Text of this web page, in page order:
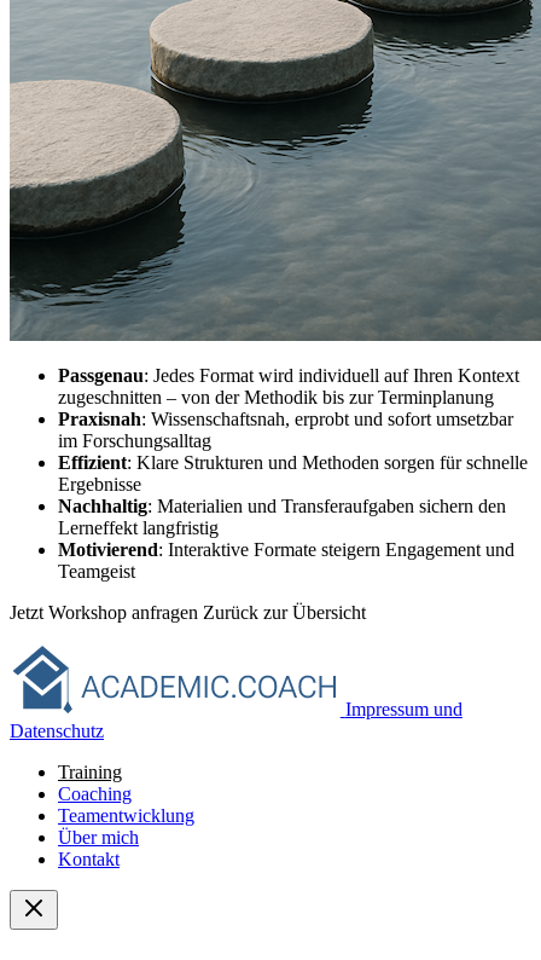
Passgenau: Jedes Format wird individuell auf Ihren Kontext
zugeschnitten – von der Methodik bis zur Terminplanung
Praxisnah: Wissenschaftsnah, erprobt und sofort umsetzbar
im Forschungsalltag
Effizient: Klare Strukturen und Methoden sorgen für schnelle
Ergebnisse
Nachhaltig: Materialien und Transferaufgaben sichern den
Lerneffekt langfristig
Motivierend: Interaktive Formate steigern Engagement und
Teamgeist
Jetzt Workshop anfragen Zurück zur Übersicht
Impressum und
Datenschutz
Training
Coaching
Teamentwicklung
Über mich
Kontakt